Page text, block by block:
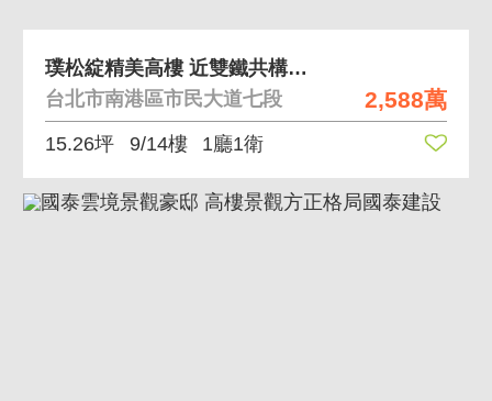
2,588萬
璞松綻精美高樓 近雙鐵共構精緻小宅
台北市南港區市民大道七段
15.26坪 9/14樓 1廳1衛